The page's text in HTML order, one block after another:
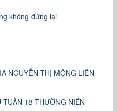
không đứng lại
NGUYỄN THỊ MỘNG LIÊN
18 THƯỜNG NIÊN